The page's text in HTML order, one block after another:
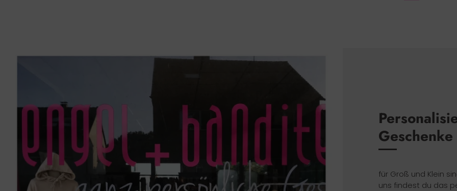
Geschenke
für Groß und Klein
uns findest du das